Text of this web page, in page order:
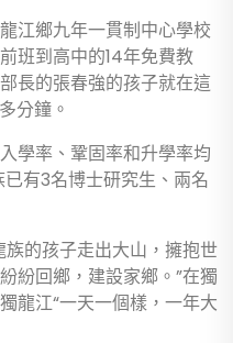
江鄉九年一貫制中心學校
班到高中的14年免費教
長的張春強的孩子就在這
分鐘。
學率、鞏固率和升學率均
有3名博士研究生、兩名
的孩子走出大山，擁抱世
紛回鄉，建設家鄉。”在獨
龍江“一天一個樣，一年大